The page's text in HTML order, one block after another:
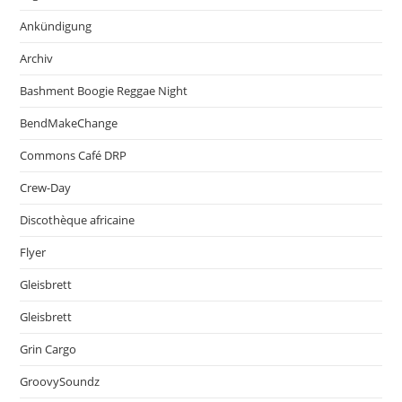
Ankündigung
Archiv
Bashment Boogie Reggae Night
BendMakeChange
Commons Café DRP
Crew-Day
Discothèque africaine
Flyer
Gleisbrett
Gleisbrett
Grin Cargo
GroovySoundz